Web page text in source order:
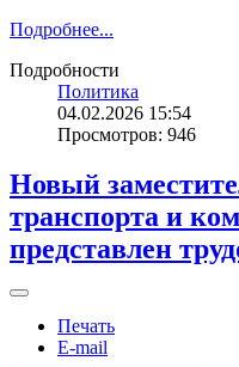
Подробнее...
Подробности
Политика
04.02.2026 15:54
Просмотров: 946
Новый
транспорта и
представлен
Печать
E-mail